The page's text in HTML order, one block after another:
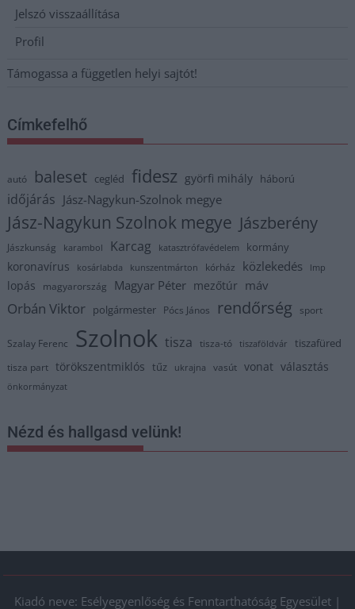
Jelszó visszaállítása
Profil
Támogassa a független helyi sajtót!
Címkefelhő
autó baleset cegléd fidesz györfi mihály háború
időjárás Jász-Nagykun-Szolnok megye
Jász-Nagykun Szolnok megye Jászberény
Jászkunság karambol Karcag katasztrófavédelem kormány
koronavírus kosárlabda kunszentmárton kórház közlekedés lmp
lopás magyarország Magyar Péter mezőtúr máv
Orbán Viktor polgármester Pócs János rendőrség sport
Szalay Ferenc Szolnok tisza tisza-tó tiszaföldvár tiszafüred
tisza part törökszentmiklós tűz ukrajna vasút vonat választás
önkormányzat
Nézd és hallgasd velünk!
Kiadó neve: Esélyegyenlőség és Fenntarthatóság Egyesület |